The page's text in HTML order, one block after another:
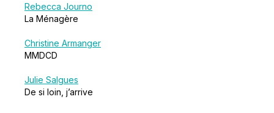
Rebecca Journo
La Ménagère
Christine Armanger
MMDCD
Julie Salgues
De si loin, j’arrive